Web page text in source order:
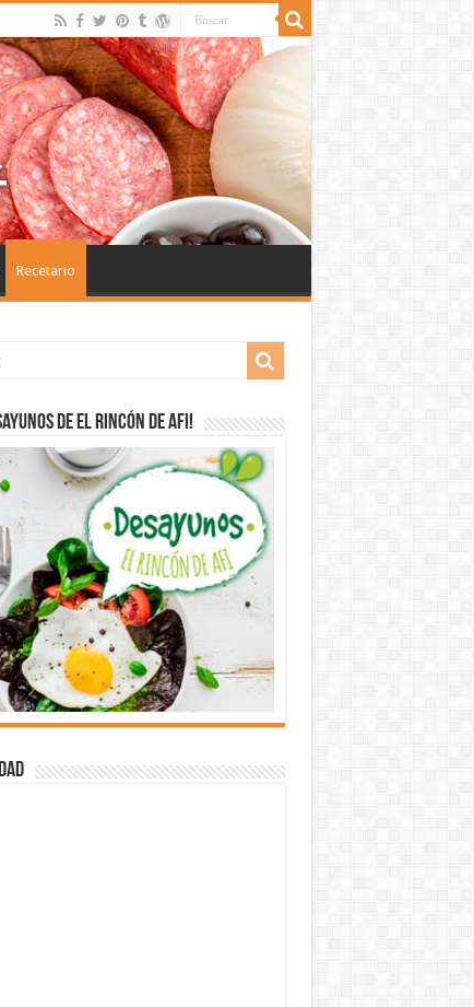
Recetario
de El Rincón de Afi!